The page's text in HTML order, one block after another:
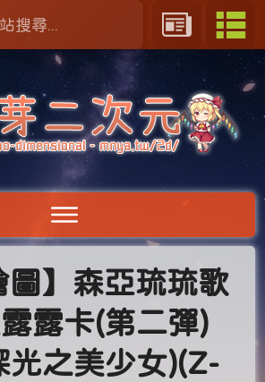
圖】森亞琉琉歌
露卡(第二彈)
光之美少女)(Z-